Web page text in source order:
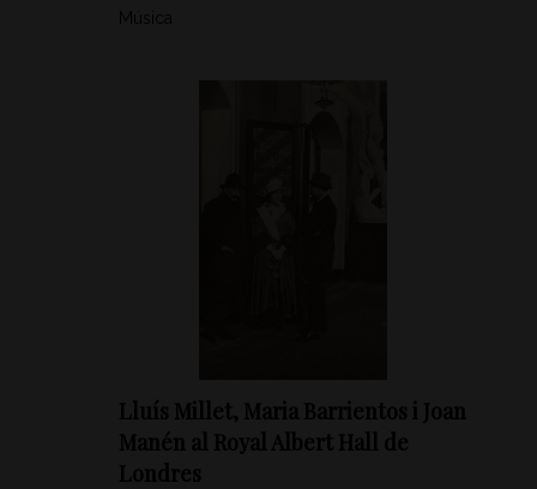
Música
Lluís Millet, Maria Barrientos i Joan
Manén al Royal Albert Hall de
Londres